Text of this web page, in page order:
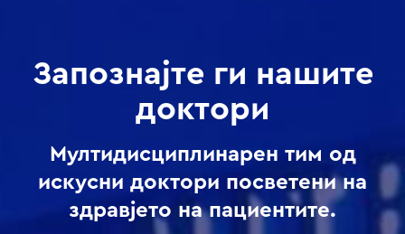
Запознајте ги нашите
доктори
Мултидисциплинарен тим од
искусни доктори посветени на
здравјето на пациентите.